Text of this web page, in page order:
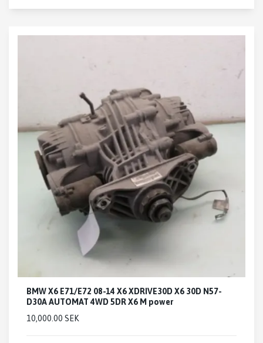
BMW X6 E71/E72 08-14 X6 XDRIVE30D X6 30D N57-
D30A AUTOMAT 4WD 5DR X6 M power
10,000.00 SEK